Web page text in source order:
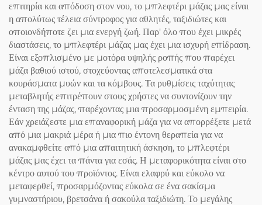
επιτηρία και απόδοση στον νου, το μπλεφτέρι μάζας μας είναι
η απολύτως τέλεια σύντροφος για αθλητές, ταξιδιώτες και
οποιονδήποτε ζει μια ενεργή ζωή. Παρ' όλο που έχει μικρές
διαστάσεις, το μπλεφτέρι μάζας μας έχει μια ισχυρή επίδραση.
Είναι εξοπλισμένο με μοτόρα υψηλής ροπής που παρέχει
μάζα βαθιού ιστού, στοχεύοντας αποτελεσματικά στα
κουράσματα μυών και τα κόμβους. Τα ρυθμίσεις ταχύτητας
μεταβλητής επιτρέπουν στους χρήστες να συντονίζουν την
ένταση της μάζας, παρέχοντας μια προσαρμοσμένη εμπειρία.
Εάν χρειάζεστε μια επαναφορική μάζα για να απορρέξετε μετά
από μια μακριά μέρα ή μια πιο έντονη θεραπεία για να
ανακαμφθείτε από μια απαιτητική άσκηση, το μπλεφτέρι
μάζας μας έχει τα πάντα για εσάς. Η μεταφορικότητα είναι στο
κέντρο αυτού του προϊόντος. Είναι ελαφρύ και εύκολο να
μεταφερθεί, προσαρμόζοντας εύκολα σε ένα σακίσμα
γυμναστήριου, βρετσάνα ή σακούλα ταξιδιώτη. Το μεγάλης